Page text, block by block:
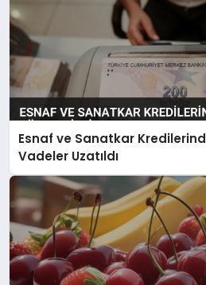
Esnaf ve Sanatkar
Vadeler Uzatıldı